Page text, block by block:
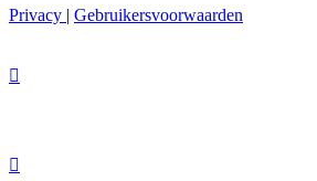
Privacy | Gebruikersvoorwaarden